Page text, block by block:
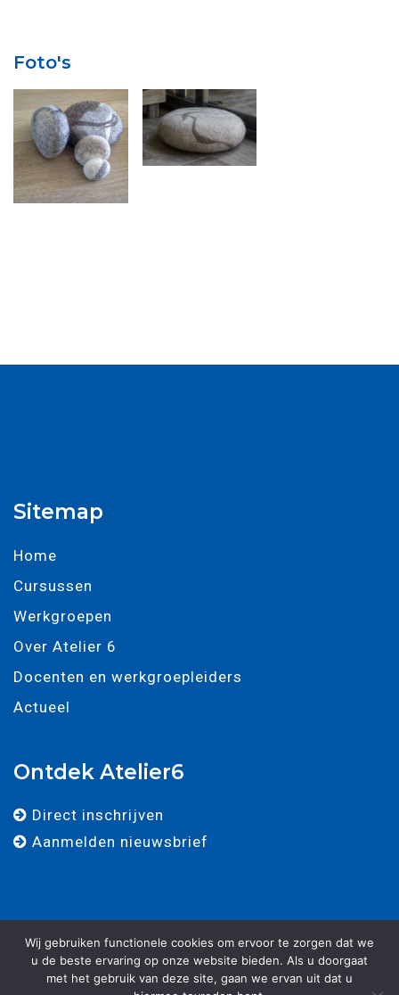
Foto's
Sitemap
Home
Cursussen
Werkgroepen
Over Atelier 6
Docenten en werkgroepleiders
Actueel
Ontdek Atelier6
Direct inschrijven
Aanmelden nieuwsbrief
© 2025 - Atelier 6 - Alle rechten voorbehouden. -Algemene
Wij gebruiken functionele cookies om ervoor te zorgen dat we
u de beste ervaring op onze website bieden. Als u doorgaat
met het gebruik van deze site, gaan we ervan uit dat u